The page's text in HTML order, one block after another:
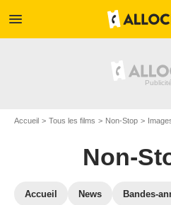
menu
Accueil Tous les films Non-Stop
Non-
Accueil News Bandes-